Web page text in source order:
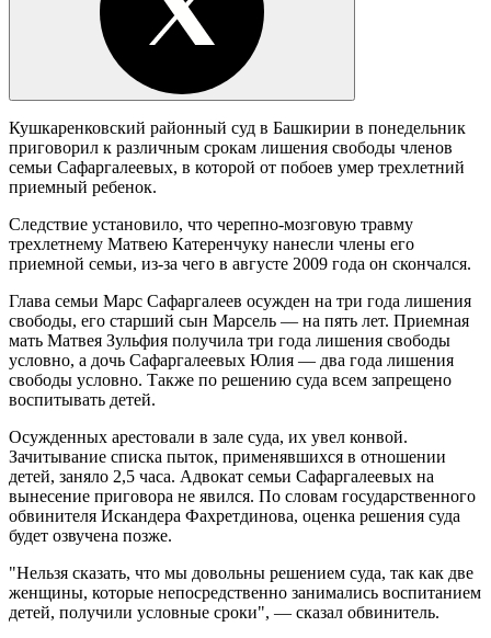
Кушкаренковский районный суд в Башкирии в понедельник
приговорил к различным срокам лишения свободы членов
семьи Сафаргалеевых, в которой от побоев умер трехлетний
приемный ребенок.
Следствие установило, что черепно-мозговую травму
трехлетнему Матвею Катеренчуку нанесли члены его
приемной семьи, из-за чего в августе 2009 года он скончался.
Глава семьи Марс Сафаргалеев осужден на три года лишения
свободы, его старший сын Марсель — на пять лет. Приемная
мать Матвея Зульфия получила три года лишения свободы
условно, а дочь Сафаргалеевых Юлия — два года лишения
свободы условно. Также по решению суда всем запрещено
воспитывать детей.
Осужденных арестовали в зале суда, их увел конвой.
Зачитывание списка пыток, применявшихся в отношении
детей, заняло 2,5 часа. Адвокат семьи Сафаргалеевых на
вынесение приговора не явился. По словам государственного
обвинителя Искандера Фахретдинова, оценка решения суда
будет озвучена позже.
"Нельзя сказать, что мы довольны решением суда, так как две
женщины, которые непосредственно занимались воспитанием
детей, получили условные сроки", — сказал обвинитель.